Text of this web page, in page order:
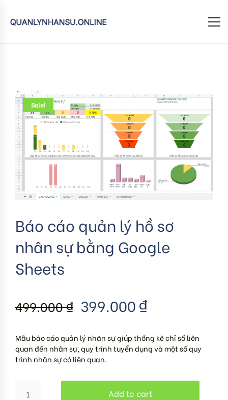
Sale!
Báo cáo quản lý hồ sơ
nhân sự bằng Google
Sheets
499.000₫ 399.000 ₫
Mẫu báo cáo quản lý nhân sự giúp thống kê chỉ số liên
quan đến nhân sự, quy trình tuyển dụng và một số quy
trình nhân sự có liên quan.
Add to cart